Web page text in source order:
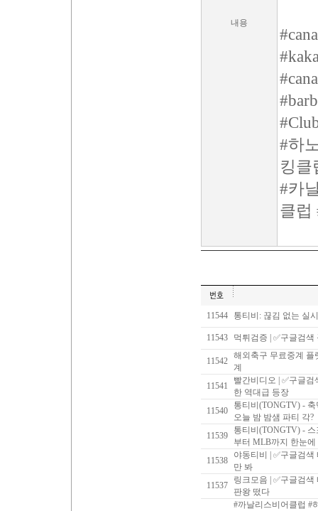
내용
#하
킹클
#카
클럽
11544 통티비: 끊김 없는 실
11543 먹튀검증 | ✅구글검
11542
해외축구 무료중계 플
계
11541
빨간비디오 | ✅구글
한 역대급 등장
11540
통티비(TONGTV) -
오늘 밤 밤샘 파티 각?
11539
통티비(TONGTV) -
부터 MLB까지 한눈에
11538
야동티비 | ✅구글검
만 봐
11537
링크모음 | ✅구글검
판왕 떴다
#까날리스비어클럽 #